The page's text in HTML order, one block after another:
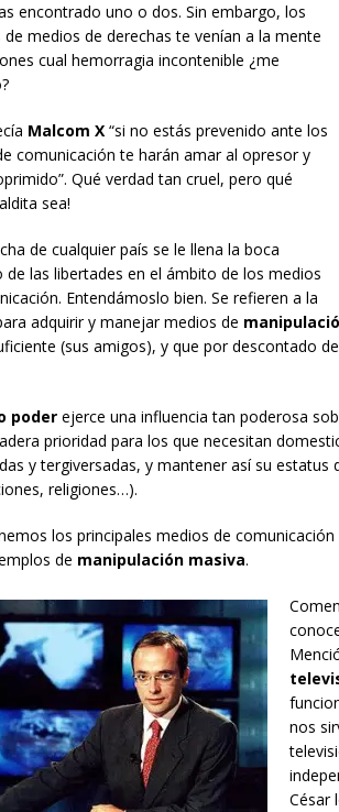
encontrado uno o dos. Sin embargo, los
medios de derechas te venían a la mente
cual hemorragia incontenible ¿me
Malcom X “si no estás prevenido ante los
comunicación te harán amar al opresor y
Qué verdad tan cruel, pero qué
sea!
de cualquier país se le llena la boca
de las libertades en el ámbito de los medios
Entendámoslo bien. Se refieren a la
adquirir y manejar medios de
(sus amigos), y que por descontado
poder ejerce una influencia tan poderosa
prioridad para los que necesitan
y tergiversadas, y mantener así su estatus
religiones…).
los principales medios de
de manipulación masiva.
nos
César